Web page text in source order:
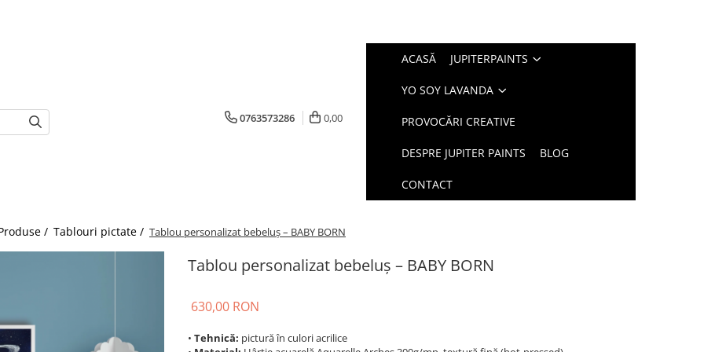
0763573286 0,00
ACASĂ JUPITERPAINTS
YO SOY LAVANDA
PROVOCĂRI CREATIVE
DESPRE JUPITER PAINTS BLOG
CONTACT
/ Tablouri pictate / Tablou personalizat bebeluș – BABY BORN
Tablou personalizat bebeluș – BABY BORN
630,00 RON
• Tehnică: pictură în culori acrilice